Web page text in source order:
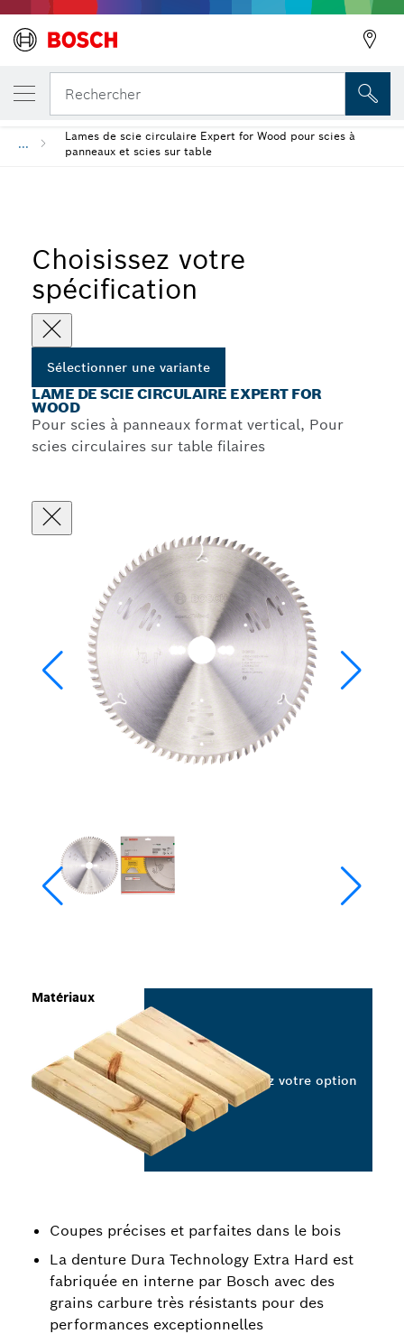
Rechercher
...
Lames de scie circulaire Expert for Wood pour scies à
panneaux et scies sur table
Choisissez votre
spécification
Sélectionner une variante
LAME DE SCIE CIRCULAIRE EXPERT FOR
WOOD
Pour scies à panneaux format vertical, Pour
scies circulaires sur table filaires
Coupes précises et parfaites dans le bois
La denture Dura Technology Extra Hard est
fabriquée en interne par Bosch avec des
grains carbure très résistants pour des
performances exceptionnelles
Matériaux
Sélectionnez votre option
VOTRE VARIANTE SÉLECTIONNÉE
Lame de scie circulaire Expert for Wood